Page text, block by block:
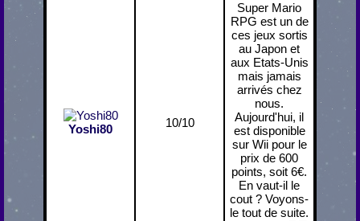
Yoshi80 10/10
Super Mario
RPG est un de
ces jeux sortis
au Japon et
aux Etats-Unis
mais jamais
arrivés chez
nous.
Aujourd'hui, il
est disponible
sur Wii pour le
prix de 600
points, soit 6€.
En vaut-il le
cout ? Voyons-
le tout de suite.